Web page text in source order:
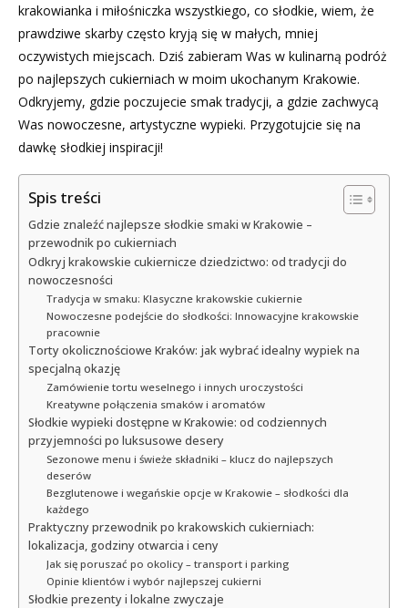
krakowianka i miłośniczka wszystkiego, co słodkie, wiem, że
prawdziwe skarby często kryją się w małych, mniej
oczywistych miejscach. Dziś zabieram Was w kulinarną podróż
po najlepszych cukierniach w moim ukochanym Krakowie.
Odkryjemy, gdzie poczujecie smak tradycji, a gdzie zachwycą
Was nowoczesne, artystyczne wypieki. Przygotujcie się na
dawkę słodkiej inspiracji!
Spis treści
Gdzie znaleźć najlepsze słodkie smaki w Krakowie –
przewodnik po cukierniach
Odkryj krakowskie cukiernicze dziedzictwo: od tradycji do
nowoczesności
Tradycja w smaku: Klasyczne krakowskie cukiernie
Nowoczesne podejście do słodkości: Innowacyjne krakowskie
pracownie
Torty okolicznościowe Kraków: jak wybrać idealny wypiek na
specjalną okazję
Zamówienie tortu weselnego i innych uroczystości
Kreatywne połączenia smaków i aromatów
Słodkie wypieki dostępne w Krakowie: od codziennych
przyjemności po luksusowe desery
Sezonowe menu i świeże składniki – klucz do najlepszych
deserów
Bezglutenowe i wegańskie opcje w Krakowie – słodkości dla
każdego
Praktyczny przewodnik po krakowskich cukierniach:
lokalizacja, godziny otwarcia i ceny
Jak się poruszać po okolicy – transport i parking
Opinie klientów i wybór najlepszej cukierni
Słodkie prezenty i lokalne zwyczaje